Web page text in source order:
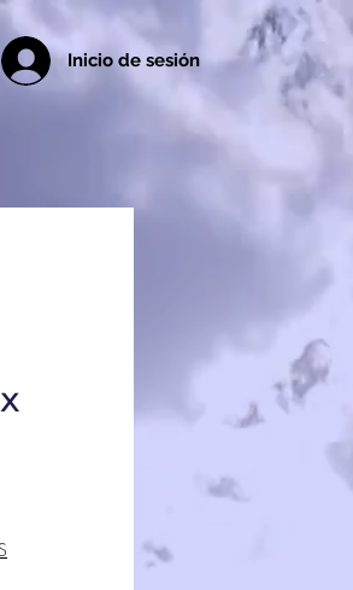
Inicio de sesión